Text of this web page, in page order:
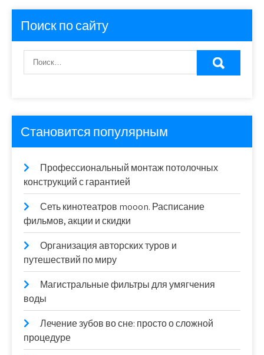
Поиск по сайту
Становится популярным
Профессиональный монтаж потолочных
конструкций с гарантией
Сеть кинотеатров mooon. Расписание
фильмов, акции и скидки
Организация авторских туров и
путешествий по миру
Магистральные фильтры для умягчения
воды
Лечение зубов во сне: просто о сложной
процедуре